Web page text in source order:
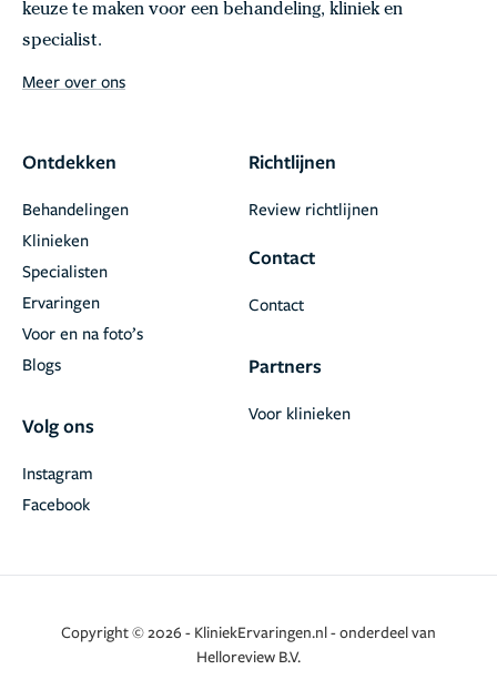
keuze te maken voor een behandeling, kliniek en
specialist.
Meer over ons
Ontdekken
Behandelingen
Klinieken
Specialisten
Ervaringen
Voor en na foto’s
Blogs
Volg ons
Facebook
Instagram
Richtlijnen
Review richtlijnen
Contact
Contact
Partners
Voor klinieken
Copyright © 2026 - KliniekErvaringen.nl - onderdeel van
Helloreview B.V.